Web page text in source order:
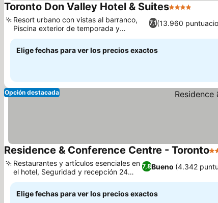
Toronto Don Valley Hotel & Suites4 Estrellas
7,1(13.960
Resort urbano con vistas al barranco,
Piscina exterior de temporada y
solárium
Elige fechas para ver los precios exactos
Opción destacada
Residence & Conference Centre - Toronto2
7,8Bueno (4.342
Restaurantes y artículos esenciales en
el hotel, Seguridad y recepción 24
horas
Elige fechas para ver los precios exactos